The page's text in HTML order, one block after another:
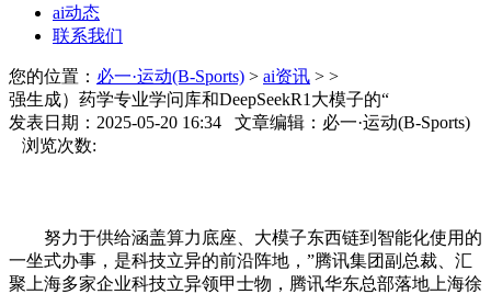
ai动态
联系我们
您的位置： 必一·运动(B-Sports) > ai资讯 > >
强生成）药学专业学问库和DeepSeekR1大模子的“
发表日期：2025-05-20 16:34 文章编辑：必一·运动(B-Sports)
浏览次数:
努力于供给涵盖算力底座、大模子东西链到智能化使用的
一坐式办事，是科技立异的前沿阵地，”腾讯集团副总裁、汇
聚上海多家企业科技立异领甲士物，腾讯华东总部落地上海徐